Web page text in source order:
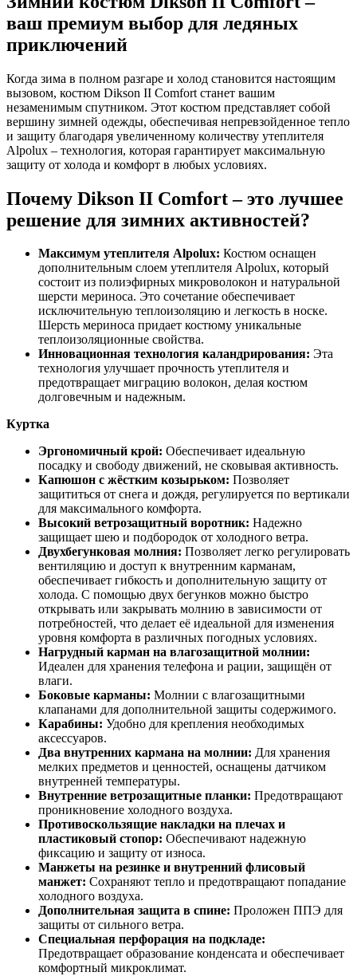
ваш премиум выбор для ледяных
приключений
Когда зима в полном разгаре и холод становится настоящим
вызовом, костюм Dikson II Comfort станет вашим
незаменимым спутником. Этот костюм представляет собой
вершину зимней одежды, обеспечивая непревзойденное тепло
и защиту благодаря увеличенному количеству утеплителя
Alpolux – технология, которая гарантирует максимальную
защиту от холода и комфорт в любых условиях.
Почему Dikson II Comfort – это лучшее
решение для зимних активностей?
Максимум утеплителя Alpolux: Костюм оснащен
дополнительным слоем утеплителя Alpolux, который
состоит из полиэфирных микроволокон и натуральной
шерсти мериноса. Это сочетание обеспечивает
исключительную теплоизоляцию и легкость в носке.
Шерсть мериноса придает костюму уникальные
теплоизоляционные свойства.
Инновационная технология каландрирования: Эта
технология улучшает прочность утеплителя и
предотвращает миграцию волокон, делая костюм
долговечным и надежным.
Куртка
Эргономичный крой: Обеспечивает идеальную
посадку и свободу движений, не сковывая активность.
Капюшон с жёстким козырьком: Позволяет
защититься от снега и дождя, регулируется по вертикали
для максимального комфорта.
Высокий ветрозащитный воротник: Надежно
защищает шею и подбородок от холодного ветра.
Двухбегунковая молния: Позволяет легко регулировать
вентиляцию и доступ к внутренним карманам,
обеспечивает гибкость и дополнительную защиту от
холода. С помощью двух бегунков можно быстро
открывать или закрывать молнию в зависимости от
потребностей, что делает её идеальной для изменения
уровня комфорта в различных погодных условиях.
Нагрудный карман на влагозащитной молнии:
Идеален для хранения телефона и рации, защищён от
влаги.
Боковые карманы: Молнии с влагозащитными
клапанами для дополнительной защиты содержимого.
Карабины: Удобно для крепления необходимых
аксессуаров.
Два внутренних кармана на молнии: Для хранения
мелких предметов и ценностей, оснащены датчиком
внутренней температуры.
Внутренние ветрозащитные планки: Предотвращают
проникновение холодного воздуха.
Противоскользящие накладки на плечах и
пластиковый стопор: Обеспечивают надежную
фиксацию и защиту от износа.
Манжеты на резинке и внутренний флисовый
манжет: Сохраняют тепло и предотвращают попадание
холодного воздуха.
Дополнительная защита в спине: Проложен ППЭ для
защиты от сильного ветра.
Специальная перфорация на подкладе:
Предотвращает образование конденсата и обеспечивает
комфортный микроклимат.